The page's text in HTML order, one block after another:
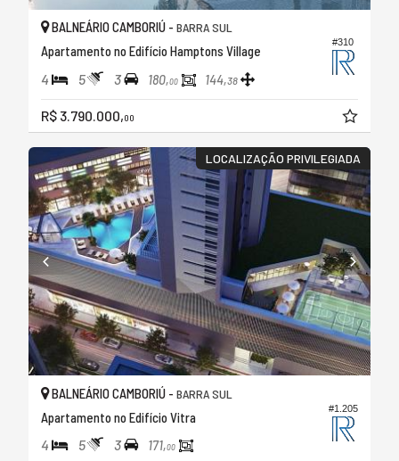
#310
BALNEÁRIO CAMBORIÚ - BARRA SUL
Apartamento no Edifício Hamptons Village
4 5 3 180,00 144,38
R$ 3.790.000,00
LOCALIZAÇÃO PRIVILEGIADA
#1.205
BALNEÁRIO CAMBORIÚ - BARRA SUL
Apartamento no Edifício Vitra
4 5 3 171,00